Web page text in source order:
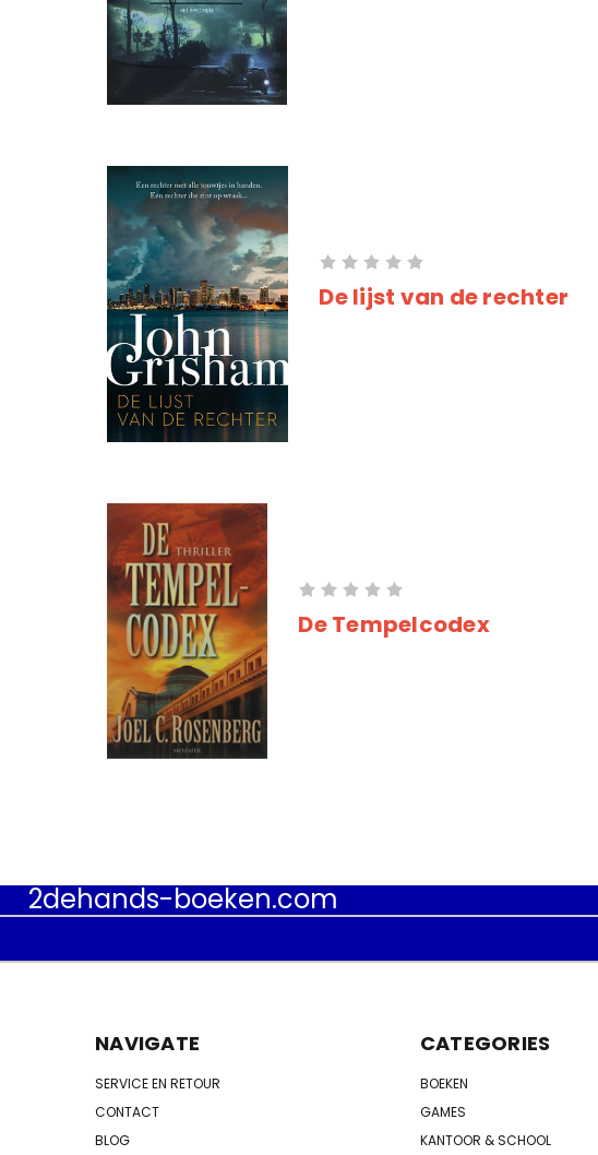
De lijst van de rechter
De Tempelcodex
2dehands-boeken.com
NAVIGATE
SERVICE EN RETOUR
CONTACT
BLOG
CATEGORIES
BOEKEN
GAMES
KANTOOR & SCHOOL